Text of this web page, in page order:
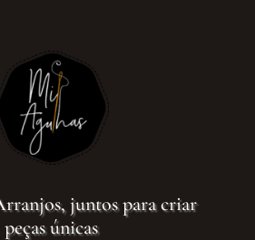
juntos para criar
peças únicas